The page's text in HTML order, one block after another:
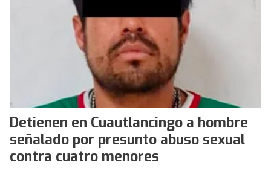
Detienen en Cuautlancingo a hombre
señalado por presunto abuso sexual
contra cuatro menores